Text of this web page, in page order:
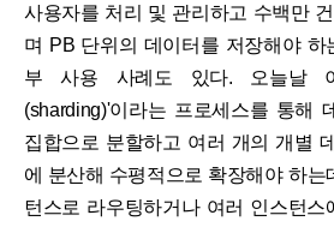
사용자를 처리 및 관리하고 수백만
며 PB 단위의 데이터를 저장해야 하
부 사용 사례도 있다. 오늘날
(sharding)'이라는 프로세스를 통해
집합으로 분할하고 여러 개의 개별
에 분산해 수평적으로 확장해야 하는
턴스로 라우팅하거나 여러 인스턴스